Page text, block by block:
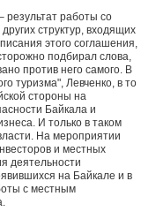
результат работы со
структур, входящих
этого соглашения,
подбирал слова,
против него самого. В
туризма", Левченко, в то
стороны на
Байкала и
И только в таком
На мероприятии
и местных
деятельности
на Байкале и в
с местным